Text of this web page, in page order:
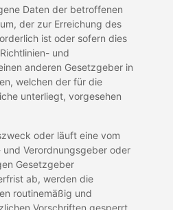
Daten der betroffenen
der zur Erreichung des
ist oder sofern dies
und
anderen Gesetzgeber in
welchen der für die
unterliegt, vorgesehen
oder läuft eine vom
und Verordnungsgeber oder
Gesetzgeber
ab, werden die
routinemäßig und